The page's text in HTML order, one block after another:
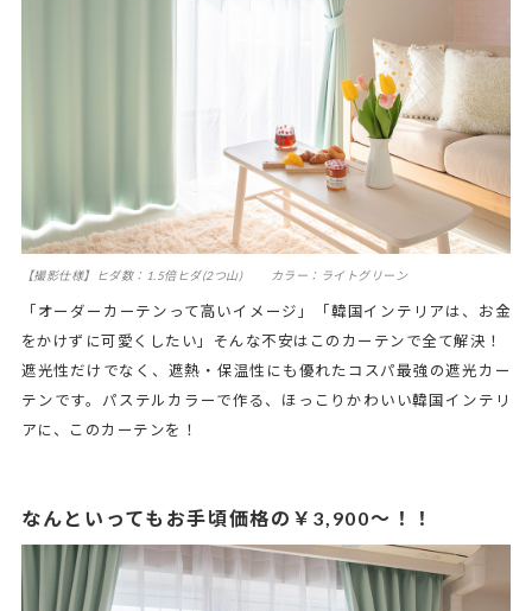
【撮影仕様】ヒダ数：1.5倍ヒダ(2つ山) カラー：ライトグリーン
「オーダーカーテンって高いイメージ」「韓国インテリアは、お金
をかけずに可愛くしたい」そんな不安はこのカーテンで全て解決！
遮光性だけでなく、遮熱・保温性にも優れたコスパ最強の遮光カー
テンです。パステルカラーで作る、ほっこりかわいい韓国インテリ
アに、このカーテンを！
なんといってもお手頃価格の￥3,900～！！